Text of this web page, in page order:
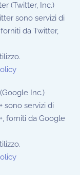
(Twitter, Inc.)
sono servizi di
da Twitter,
Inc.)
sono servizi di
forniti da Google